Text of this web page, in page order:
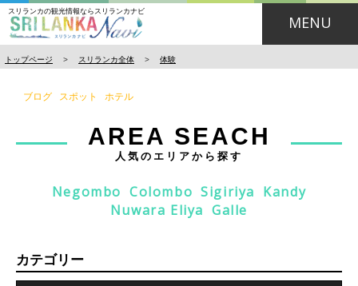
スリランカの観光情報ならスリランカナビ
MENU
トップページ > スリランカ全体 > 体験
ブログ スポット ホテル
AREA SEACH
人気のエリアから探す
Negombo Colombo Sigiriya Kandy
Nuwara Eliya Galle
カテゴリー